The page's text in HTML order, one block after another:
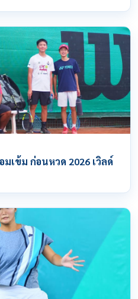
เข้ม ก่อนหวด 2026 เวิลด์